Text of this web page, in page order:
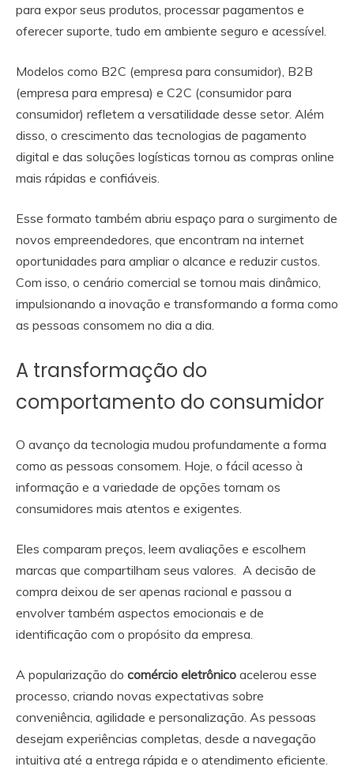
para expor seus produtos, processar pagamentos e
oferecer suporte, tudo em ambiente seguro e acessível.
Modelos como B2C (empresa para consumidor), B2B
(empresa para empresa) e C2C (consumidor para
consumidor) refletem a versatilidade desse setor. Além
disso, o crescimento das tecnologias de pagamento
digital e das soluções logísticas tornou as compras online
mais rápidas e confiáveis.
Esse formato também abriu espaço para o surgimento de
novos empreendedores, que encontram na internet
oportunidades para ampliar o alcance e reduzir custos.
Com isso, o cenário comercial se tornou mais dinâmico,
impulsionando a inovação e transformando a forma como
as pessoas consomem no dia a dia.
A transformação do
comportamento do consumidor
O avanço da tecnologia mudou profundamente a forma
como as pessoas consomem. Hoje, o fácil acesso à
informação e a variedade de opções tornam os
consumidores mais atentos e exigentes.
Eles comparam preços, leem avaliações e escolhem
marcas que compartilham seus valores. A decisão de
compra deixou de ser apenas racional e passou a
envolver também aspectos emocionais e de
identificação com o propósito da empresa.
A popularização do comércio eletrônico acelerou esse
processo, criando novas expectativas sobre
conveniência, agilidade e personalização. As pessoas
desejam experiências completas, desde a navegação
intuitiva até a entrega rápida e o atendimento eficiente.